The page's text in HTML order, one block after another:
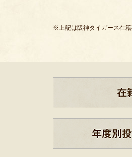
※上記は阪神タイガース在